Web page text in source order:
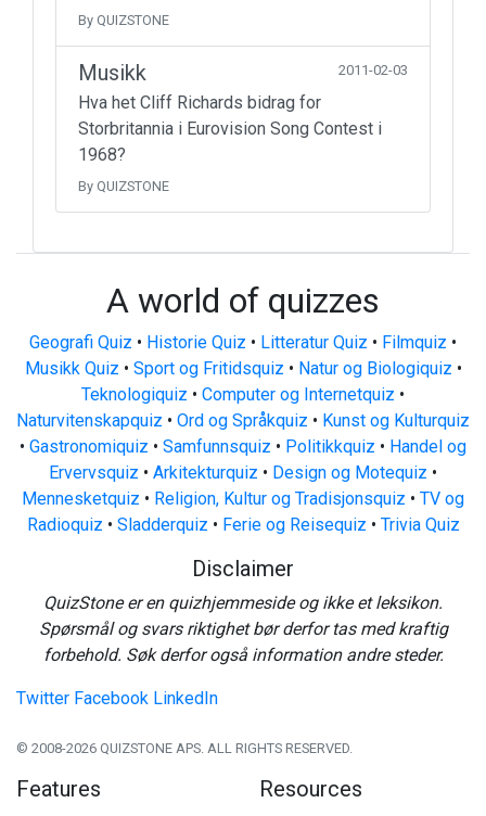
By QUIZSTONE
Musikk 2011-02-03
Hva het Cliff Richards bidrag for
Storbritannia i Eurovision Song Contest i
1968?
By QUIZSTONE
A world of quizzes
Geografi Quiz • Historie Quiz • Litteratur Quiz • Filmquiz •
Musikk Quiz • Sport og Fritidsquiz • Natur og Biologiquiz •
Teknologiquiz • Computer og Internetquiz •
Naturvitenskapquiz • Ord og Språkquiz • Kunst og Kulturquiz
• Gastronomiquiz • Samfunnsquiz • Politikkquiz • Handel og
Ervervsquiz • Arkitekturquiz • Design og Motequiz •
Mennesketquiz • Religion, Kultur og Tradisjonsquiz • TV og
Radioquiz • Sladderquiz • Ferie og Reisequiz • Trivia Quiz
Disclaimer
QuizStone er en quizhjemmeside og ikke et leksikon.
Spørsmål og svars riktighet bør derfor tas med kraftig
forbehold. Søk derfor også information andre steder.
Twitter Facebook LinkedIn
© 2008-2026 QUIZSTONE APS. ALL RIGHTS RESERVED.
Features Resources